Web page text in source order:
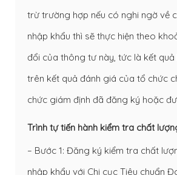
trừ trường hợp nếu có nghi ngờ về
nhập khẩu thì sẽ thực hiện theo
đổi của thông tư này, tức là kết quả
trên kết quả đánh giá của tổ chức
chức giám định đã đăng ký hoặc
Trình tự tiến hành kiểm tra chất
– Bước 1: Đăng ký kiểm tra chất
nhập khẩu với Chi cục Tiêu chuẩn